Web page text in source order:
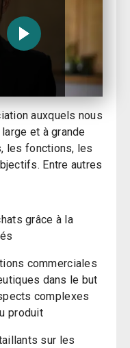
auxquels nous
et à grande
les fonctions, les
Entre autres
grâce à la
commerciales
dans le but
complexes
produit
sur les